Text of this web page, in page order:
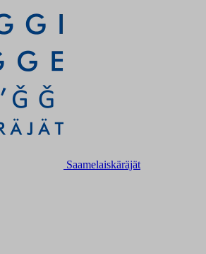
Saamelaiskäräjät